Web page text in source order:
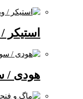
استیکر / وینیل
هودی / سویشرت